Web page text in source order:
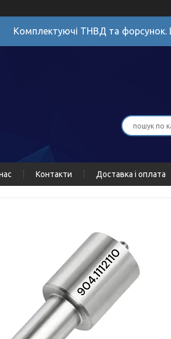
Комплектуючі ТНВД та форсунок.
Контакти Доставка і оплата